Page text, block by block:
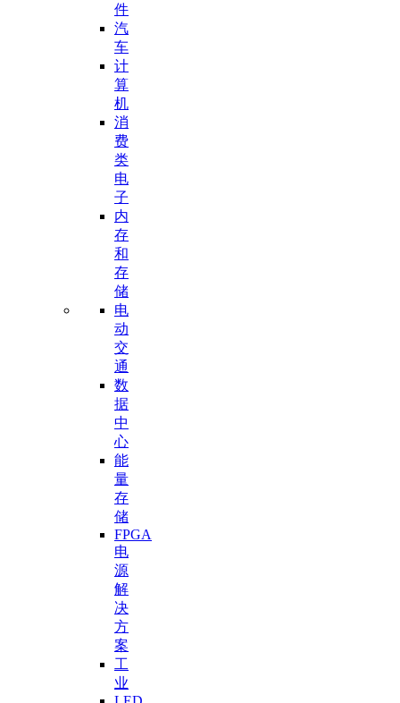
件
汽
车
计
算
机
消
费
类
电
子
内
存
和
存
储
电
动
交
通
数
据
中
心
能
量
存
储
FPGA
电
源
解
决
方
案
工
业